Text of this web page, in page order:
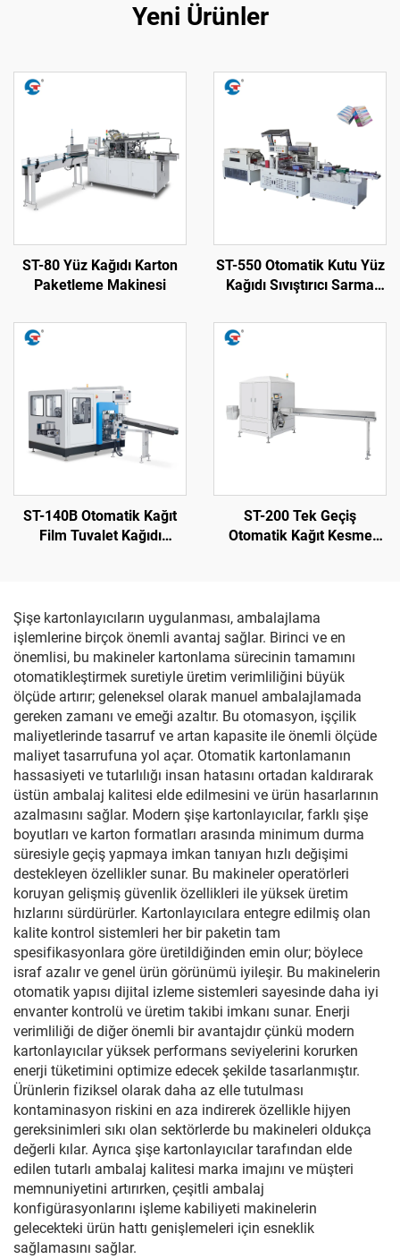
Yeni Ürünler
ST-80 Yüz Kağıdı Karton
Paketleme Makinesi
ST-550 Otomatik Kutu Yüz
Kağıdı Sıvıştırıcı Sarma
ST-140B Otomatik Kağıt
Film Tuvalet Kağıdı
ST-200 Tek Geçiş
Otomatik Kağıt Kesme
Şişe kartonlayıcıların uygulanması, ambalajlama
işlemlerine birçok önemli avantaj sağlar. Birinci ve en
önemlisi, bu makineler kartonlama sürecinin tamamını
otomatikleştirmek suretiyle üretim verimliliğini büyük
ölçüde artırır; geleneksel olarak manuel ambalajlamada
gereken zamanı ve emeği azaltır. Bu otomasyon, işçilik
maliyetlerinde tasarruf ve artan kapasite ile önemli ölçüde
maliyet tasarrufuna yol açar. Otomatik kartonlamanın
hassasiyeti ve tutarlılığı insan hatasını ortadan kaldırarak
üstün ambalaj kalitesi elde edilmesini ve ürün hasarlarının
azalmasını sağlar. Modern şişe kartonlayıcılar, farklı şişe
boyutları ve karton formatları arasında minimum durma
süresiyle geçiş yapmaya imkan tanıyan hızlı değişimi
destekleyen özellikler sunar. Bu makineler operatörleri
koruyan gelişmiş güvenlik özellikleri ile yüksek üretim
hızlarını sürdürürler. Kartonlayıcılara entegre edilmiş olan
kalite kontrol sistemleri her bir paketin tam
spesifikasyonlara göre üretildiğinden emin olur; böylece
israf azalır ve genel ürün görünümü iyileşir. Bu makinelerin
otomatik yapısı dijital izleme sistemleri sayesinde daha iyi
envanter kontrolü ve üretim takibi imkanı sunar. Enerji
verimliliği de diğer önemli bir avantajdır çünkü modern
kartonlayıcılar yüksek performans seviyelerini korurken
enerji tüketimini optimize edecek şekilde tasarlanmıştır.
Ürünlerin fiziksel olarak daha az elle tutulması
kontaminasyon riskini en aza indirerek özellikle hijyen
gereksinimleri sıkı olan sektörlerde bu makineleri oldukça
değerli kılar. Ayrıca şişe kartonlayıcılar tarafından elde
edilen tutarlı ambalaj kalitesi marka imajını ve müşteri
memnuniyetini artırırken, çeşitli ambalaj
konfigürasyonlarını işleme kabiliyeti makinelerin
gelecekteki ürün hattı genişlemeleri için esneklik
sağlamasını sağlar.